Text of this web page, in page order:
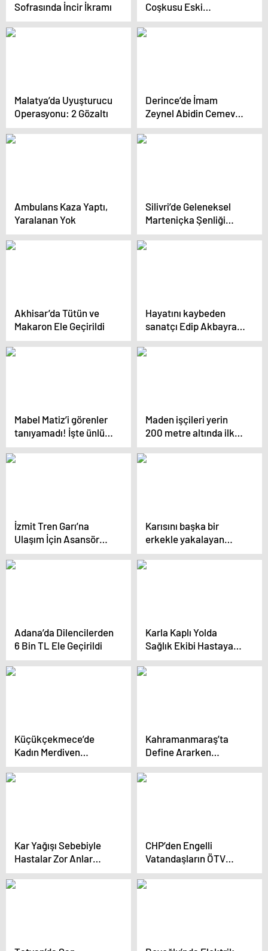
Sofrasında İncir İkramı
Coşkusu Eski
Geleneklerle
Yaşatılıyor
Malatya’da Uyuşturucu
Operasyonu: 2 Gözaltı
Derince’de İmam
Zeynel Abidin Cemevi
İnşaatında İlerleme
Yüzde 90
Ambulans Kaza Yaptı,
Yaralanan Yok
Silivri’de Geleneksel
Marteniçka Şenliği
Düzenlendi
Akhisar’da Tütün ve
Makaron Ele Geçirildi
Hayatını kaybeden
sanatçı Edip Akbayram
kimdir?
Mabel Matiz’i görenler
tanıyamadı! İşte ünlü
şarkıcının ağızları açık
bırakan değişimi
Maden işçileri yerin
200 metre altında ilk
sahurlarını yaptı
İzmit Tren Garı’na
Ulaşım İçin Asansör
İhalesi Yeniden
Başlıyor
Karısını başka bir
erkekle yakalayan
adam, dehşet saçtı
Adana’da Dilencilerden
6 Bin TL Ele Geçirildi
Karla Kaplı Yolda
Sağlık Ekibi Hastaya
Ulaşıldı
Küçükçekmece’de
Kadın Merdiven
Boşluğundan Düştü
Kahramanmaraş’ta
Define Ararken
Kayanın Altında Cansız
Beden Bulundu
Kar Yağışı Sebebiyle
Hastalar Zor Anlar
Yaşıyor
CHP’den Engelli
Vatandaşların ÖTV
İstisnasına Yargı
Başvurusu